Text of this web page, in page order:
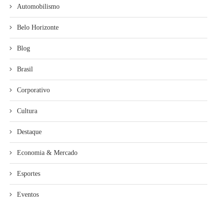
Automobilismo
Belo Horizonte
Blog
Brasil
Corporativo
Cultura
Destaque
Economia & Mercado
Esportes
Eventos